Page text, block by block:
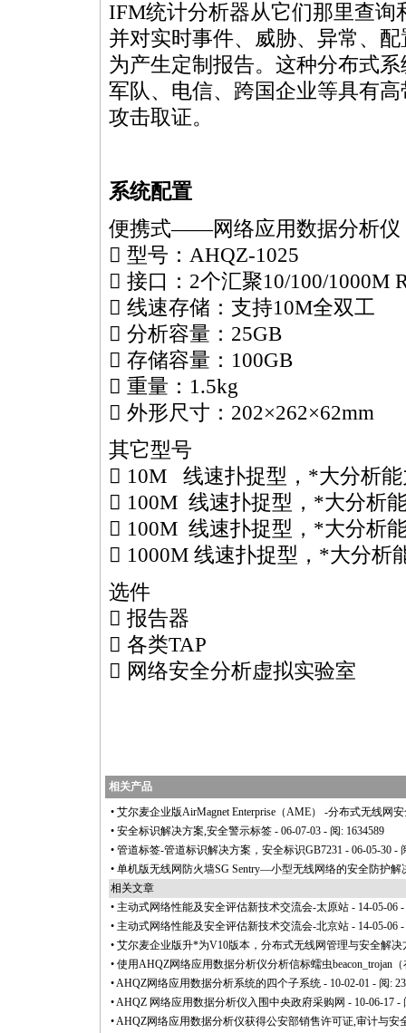
IFM统计分析器从它们那里查
并对实时事件、威胁、异常、
为产生定制报告。这种分布式
军队、电信、跨国企业等具有
攻击取证。
系统配置
便携式——网络应用数据分析仪
 型号：AHQZ-1025
 接口：2个汇聚10/100/1000M
 线速存储：支持10M全双工
 分析容量：25GB
 存储容量：100GB
 重量：1.5kg
 外形尺寸：202×262×62mm
其它型号
 10M 线速扑捉型， *大分析
 100M 线速扑捉型， *大分析
 100M 线速扑捉型， *大分析
 1000M 线速扑捉型， *大分析
选件
 报告器
 各类TAP
 网络安全分析虚拟实验室
相关产品
• 艾尔麦企业版AirMagnet Enterprise（AME） -分布式无线网
• 安全标识解决方案,安全警示标签 - 06-07-03 - 阅: 1634589
• 管道标签-管道标识解决方案，安全标识GB7231 - 06-05-30 -
• 单机版无线网防火墙SG Sentry—小型无线网络的安全防护解
相关文章
• 主动式网络性能及安全评估新技术交流会-太原站 - 14-05-06
• 主动式网络性能及安全评估新技术交流会-北京站 - 14-05-06
• 艾尔麦企业版升*为V10版本，分布式无线网管理与安全解决
• 使用AHQZ网络应用数据分析仪分析信标蠕虫beacon_trojan
•AHQZ网络应用数据分析系统的四个子系统 - 10-02-01 - 阅:
•AHQZ 网络应用数据分析仪入围中央政府采购网 - 10-06-17 -
•AHQZ网络应用数据分析仪获得公安部销售许可证,审计与安